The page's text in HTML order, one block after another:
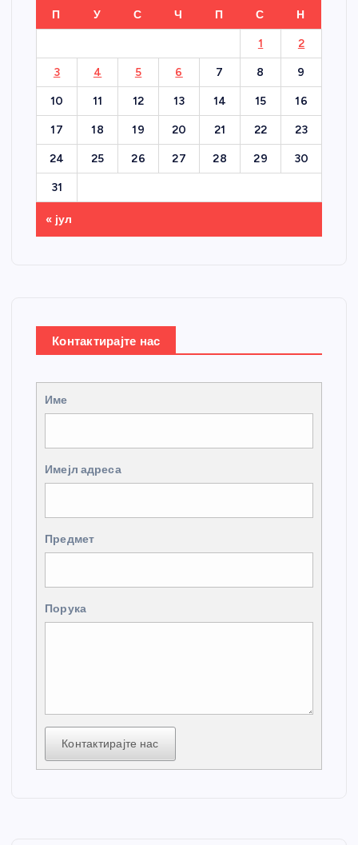
П У С Ч П С Н
1 2
3 4 5 6 7 8 9
10 11 12 13 14 15 16
17 18 19 20 21 22 23
24 25 26 27 28 29 30
31
« јул
Контактирајте нас
Име
Имејл адреса
Предмет
Порука
Контактирајте нас